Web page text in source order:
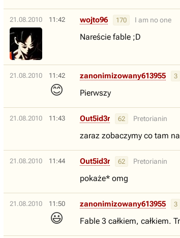
21.08.2010 11:42 wojto96 170 I am no one
Nareście fable ;D
21.08.2010 11:42
😊
zanonimizowany613955 3
Pierwszy
21.08.2010 11:43 Out5id3r 62 Pretorianin
zaraz zobaczymy co tam
21.08.2010 11:44 Out5id3r 62 Pretorianin
pokaże* omg
21.08.2010 11:50
😃
zanonimizowany613955 3
Fable 3 całkiem, całkiem.